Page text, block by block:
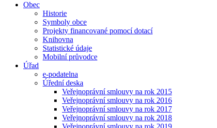
Obec
Historie
Symboly obce
Projekty financované pomocí dotací
Knihovna
Statistické údaje
Mobilní průvodce
Úřad
e-podatelna
Úřední deska
Veřejnoprávní smlouvy na rok 2015
Veřejnoprávní smlouvy na rok 2016
Veřejnoprávní smlouvy na rok 2017
Veřejnoprávní smlouvy na rok 2018
Veřejnoprávní smlouvy na rok 2019